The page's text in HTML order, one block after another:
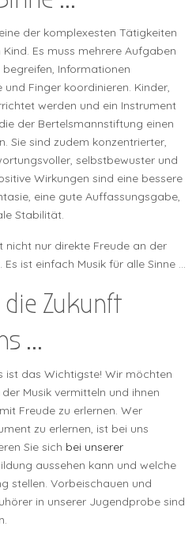
der komplexesten Tätigkeiten
Es muss mehrere Aufgaben
Informationen
Finger koordinieren. Kinder,
werden und ein Instrument
der Bertelsmannstiftung einen
Sie sind zudem konzentrierter,
selbstbewuster und
Wirkungen sind eine bessere
eine gute Auffassungsgabe,
Stabilität.
nicht nur direkte Freude an der
ist einfach Musik für alle Sinne ...
Zukunft
...
ist das Wichtigste! Wir möchten
Musik vermitteln und ihnen
Freude zu erlernen. Wer
zu erlernen, ist bei uns
Sie sich bei unserer
aussehen kann und welche
stellen. Vorbeischauen und
in unserer Jugendprobe sind